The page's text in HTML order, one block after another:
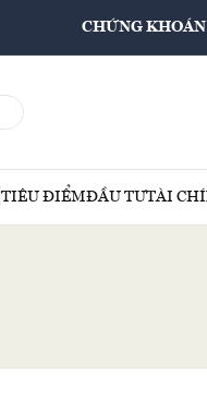
CHỨNG KHOÁN
TIÊU ĐIỂMĐẦU TƯTÀI